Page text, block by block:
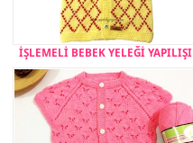
İŞLEMELİ BEBEK YELEĞİ YAPILIŞI